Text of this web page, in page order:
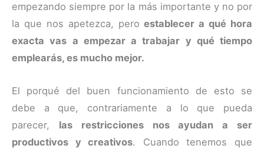
empezando siempre por la más importante y no por
la que nos apetezca, peroestablecer a qué hora
exacta vas a empezar a trabajar y qué tiempo
emplearás, es mucho mejor.
El porqué del buen funcionamiento de esto se
debe a que, contrariamente a lo que pueda
parecer, las restricciones nos ayudan a ser
productivos y creativos. Cuando tenemos que